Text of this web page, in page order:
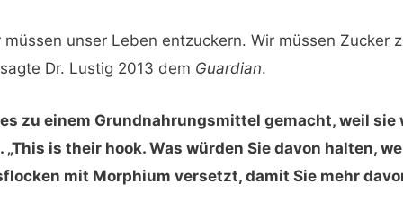
müssen unser Leben entzuckern. Wir müssen Zucker
Dr. Lustig 2013 dem Guardian.
zu einem Grundnahrungsmittel gemacht, weil sie
„This is their hook. Was würden Sie davon halten,
mit Morphium versetzt, damit Sie mehr